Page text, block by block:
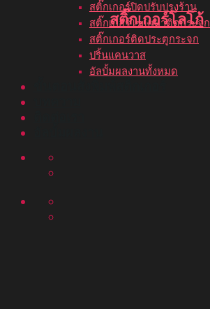
สติ๊กเกอร์ปิดปรับปรุงร้าน
สติ๊กเกอร์โฆษณาติดกระจก
สติ๊กเกอร์ติดประตูกระจก
ปริ้นแคนวาส
อัลบั้มผลงานทั้งหมด
สติ๊กเกอร์โลโก้